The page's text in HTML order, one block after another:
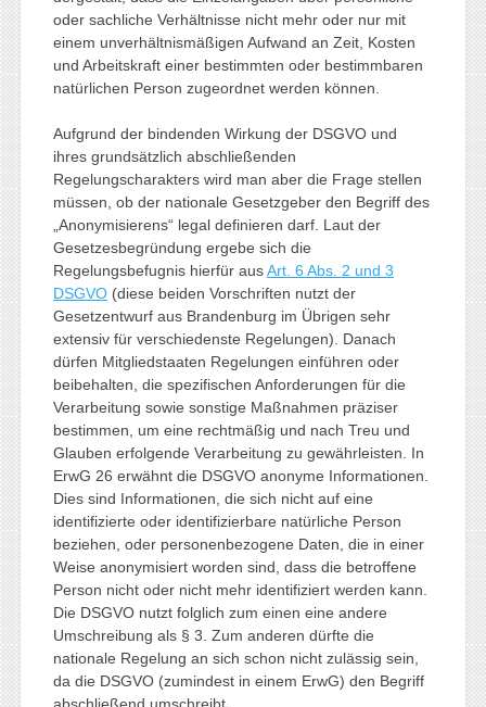
oder sachliche Verhältnisse nicht mehr oder nur mit
einem unverhältnismäßigen Aufwand an Zeit, Kosten
und Arbeitskraft einer bestimmten oder bestimmbaren
natürlichen Person zugeordnet werden können.
Aufgrund der bindenden Wirkung der DSGVO und
ihres grundsätzlich abschließenden
Regelungscharakters wird man aber die Frage stellen
müssen, ob der nationale Gesetzgeber den Begriff des
„Anonymisierens“ legal definieren darf. Laut der
Gesetzesbegründung ergebe sich die
Regelungsbefugnis hierfür ausArt. 6 Abs. 2 und 3
DSGVO(diese beiden Vorschriften nutzt der
Gesetzentwurf aus Brandenburg im Übrigen sehr
extensiv für verschiedenste Regelungen). Danach
dürfen Mitgliedstaaten Regelungen einführen oder
beibehalten, die spezifischen Anforderungen für die
Verarbeitung sowie sonstige Maßnahmen präziser
bestimmen, um eine rechtmäßig und nach Treu und
Glauben erfolgende Verarbeitung zu gewährleisten. In
ErwG 26 erwähnt die DSGVO anonyme Informationen.
Dies sind Informationen, die sich nicht auf eine
identifizierte oder identifizierbare natürliche Person
beziehen, oder personenbezogene Daten, die in einer
Weise anonymisiert worden sind, dass die betroffene
Person nicht oder nicht mehr identifiziert werden kann.
Die DSGVO nutzt folglich zum einen eine andere
Umschreibung als § 3. Zum anderen dürfte die
nationale Regelung an sich schon nicht zulässig sein,
da die DSGVO (zumindest in einem ErwG) den Begriff
abschließend umschreibt.